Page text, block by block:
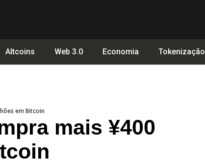
Altcoins Web 3.0 Economia Tokenização
em Bitcoin
mais ¥400